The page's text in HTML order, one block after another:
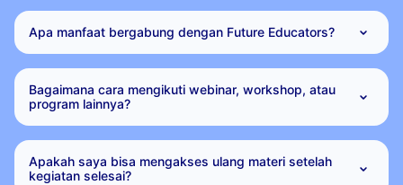
Apa manfaat bergabung dengan Future Educators?
Bagaimana cara mengikuti webinar, workshop, atau
program lainnya?
Apakah saya bisa mengakses ulang materi setelah
kegiatan selesai?